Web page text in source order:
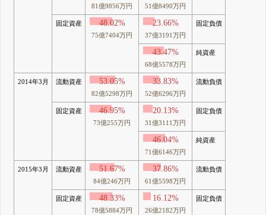
81億9856万円 51億8490万円
固定資産 48.02%
75億7404万円
23.66%
37億3191万円
固定負債
43.47%
68億5578万円
純資産
2014年3月 流動資産 53.05%
82億5298万円
33.83%
52億6296万円
流動負債
固定資産 46.95%
73億255万円
20.13%
31億3111万円
固定負債
46.04%
71億6146万円
純資産
2015年3月 流動資産 51.67%
84億246万円
37.86%
61億5598万円
流動負債
固定資産 48.33%
78億5884万円
16.12%
26億2182万円
固定負債